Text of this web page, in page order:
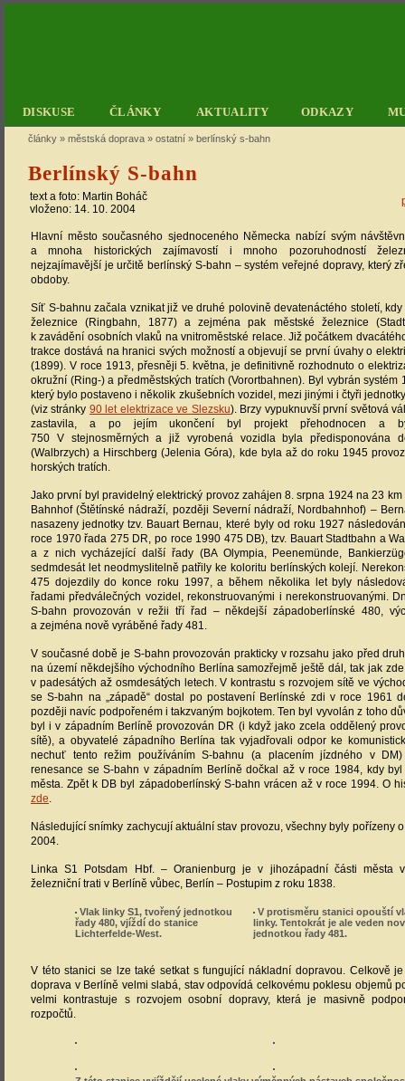
DISKUSE ČLÁNKY AKTUALITY ODKAZY
články » městská doprava » ostatní » berlínský s-bahn
Berlínský S-bahn
text a foto: Martin Boháč
vloženo: 14. 10. 2004
Hlavní město současného sjednoceného Německa nabízí svým
a mnoha historických zajímavostí i mnoho pozoruhodností
nejzajímavější je určitě berlínský S-bahn – systém veřejné dopravy, který
obdoby.
Síť S-bahnu začala vznikat již ve druhé polovině devatenáctého století,
železnice (Ringbahn, 1877) a zejména pak městské železnice
k zavádění osobních vlaků na vnitroměstské relace. Již počátkem
trakce dostává na hranici svých možností a objevují se první úvahy o
(1899). V roce 1913, přesněji 5. května, je definitivně rozhodnuto o
okružní (Ring-) a předměstských tratích (Vorortbahnen). Byl vybrán systém
který bylo postaveno i několik zkušebních vozidel, mezi jinými i čtyři
(viz stránky 90 let elektrizace ve Slezsku). Brzy vypuknuvší první světová
zastavila, a po jejím ukončení byl projekt přehodnocen a
750 V stejnosměrných a již vyrobená vozidla byla předisponována
(Walbrzych) a Hirschberg (Jelenia Góra), kde byla až do roku 1945
horských tratích.
Jako první byl pravidelný elektrický provoz zahájen 8. srpna 1924 na 23
Bahnhof (Štětínské nádraží, později Severní nádraží, Nordbahnhof) –
nasazeny jednotky tzv. Bauart Bernau, které byly od roku 1927
roce 1970 řada 275 DR, po roce 1990 475 DB), tzv. Bauart Stadtbahn a
a z nich vycházející další řady (BA Olympia, Peenemünde,
sedmdesát let neodmyslitelně patřily ke koloritu berlínských kolejí.
475 dojezdily do konce roku 1997, a během několika let byly
řadami předválečných vozidel, rekonstruovanými i nerekonstruovanými.
S-bahn provozován v režii tří řad – někdejší západoberlínské 480,
a zejména nově vyráběné řady 481.
V současné době je S-bahn provozován prakticky v rozsahu jako před
na území někdejšího východního Berlína samozřejmě ještě dál, tak jak
v padesátých až osmdesátých letech. V kontrastu s rozvojem sítě ve
se S-bahn na „západě“ dostal po postavení Berlínské zdi v roce 1961
později navíc podpořeném i takzvaným bojkotem. Ten byl vyvolán z toho
byl i v západním Berlíně provozován DR (i když jako zcela oddělený
sítě), a obyvatelé západního Berlína tak vyjadřovali odpor ke
nechuť tento režim používáním S-bahnu (a placením jízdného v DM)
renesance se S-bahn v západním Berlíně dočkal až v roce 1984, kdy
města. Zpět k DB byl západoberlínský S-bahn vrácen až v roce 1994. O
zde.
Následující snímky zachycují aktuální stav provozu, všechny byly pořízeny
2004.
Linka S1 Potsdam Hbf. – Oranienburg je v jihozápadní části města
železniční trati v Berlíně vůbec, Berlín – Postupim z roku 1838.
Vlak linky S1, tvořený jednotkou
řady 480, vjíždí do stanice
Lichterfelde-West.
V protisměru stanici opouští
linky. Tentokrát je ale veden
jednotkou řady 481.
V této stanici se lze také setkat s fungující nákladní dopravou. Celkově
doprava v Berlíně velmi slabá, stav odpovídá celkovému poklesu objemů
velmi kontrastuje s rozvojem osobní dopravy, která je masivně
rozpočtů.